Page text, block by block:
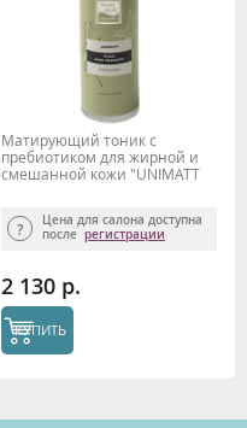
Матирующий тоник с
пребиотиком для жирной и
смешанной кожи "UNIMATT
Цена для салона доступна
после регистрации
2 130 р.
КУПИТЬ